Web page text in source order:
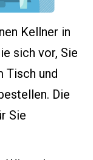
Kellner in
sich vor, Sie
Tisch und
Die
Sie